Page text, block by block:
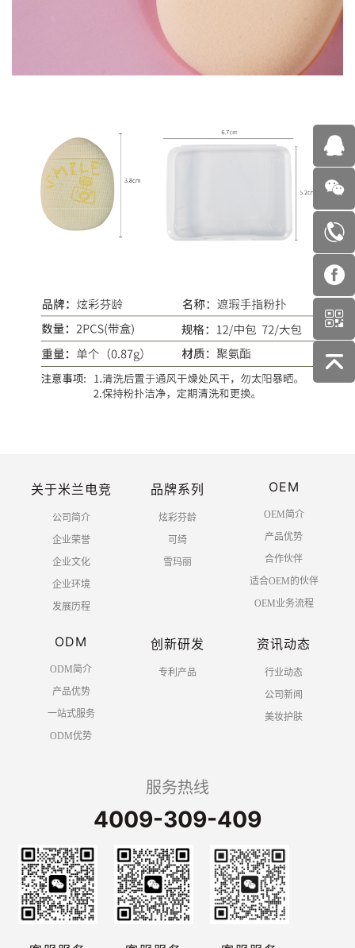
关于米兰电竞
公司简介
企业荣誉
企业文化
企业环境
发展历程
品牌系列
炫彩芬龄
可绮
雪玛丽
OEM
OEM简介
产品优势
合作伙伴
适合OEM的伙伴
OEM业务流程
ODM
ODM简介
产品优势
一站式服务
ODM优势
创新研发
专利产品
资讯动态
行业动态
公司新闻
美妆护肤
服务热线
4009-309-409